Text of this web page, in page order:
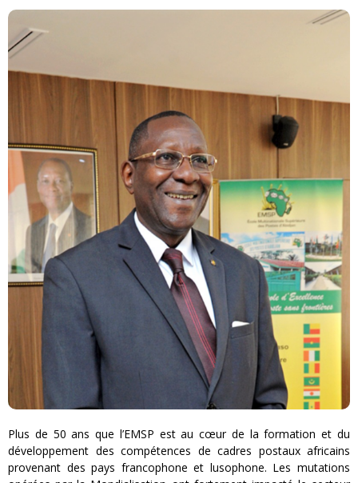
Plus de 50 ans que l’EMSP est au cœur de la formation et du
développement des compétences de cadres postaux africains
provenant des pays francophone et lusophone. Les mutations